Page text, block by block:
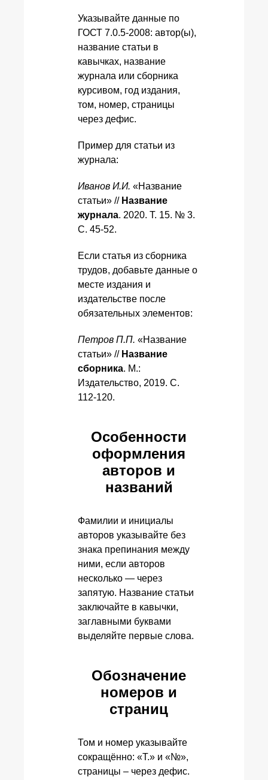
Указывайте данные по
ГОСТ 7.0.5-2008: автор(ы),
название статьи в
кавычках, название
журнала или сборника
курсивом, год издания,
том, номер, страницы
через дефис.
Пример для статьи из
журнала:
Иванов И.И. «Название
статьи» // Название
журнала. 2020. Т. 15. № 3.
С. 45-52.
Если статья из сборника
трудов, добавьте данные о
месте издания и
издательстве после
обязательных элементов:
Петров П.П. «Название
статьи» // Название
сборника. М.:
Издательство, 2019. С.
112-120.
Особенности
оформления
авторов и
названий
Фамилии и инициалы
авторов указывайте без
знака препинания между
ними, если авторов
несколько — через
запятую. Название статьи
заключайте в кавычки,
заглавными буквами
выделяйте первые слова.
Обозначение
номеров и
страниц
Том и номер указывайте
сокращённо: «Т.» и «№»,
страницы – через дефис.